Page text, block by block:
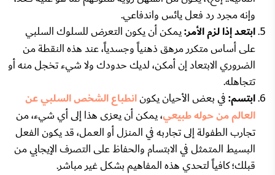
وإنه مجرد رد فعل يائس واندفاعي.
ابتعد إذا لزم الأمر:يمكن أن يكون التعرض للسلوك السلبي
على أساس متكرر مرهق ذهنياً وجسدياً، عند هذه النقطة من
الضروري الابتعاد إن أمكن، لديك حدودك ولا شيء تخجل منه أو
تتجاهله.
ابتسم:في بعض الأحيان يكونانطباع الشخص السلبي عن
العالم من حوله طبيعي، يمكن أن يعزى هذا إلى أي شيء، من
تجارب الطفولة إلى تجاربه في المنزل أو العمل، قد يكون الفعل
البسيط المتمثل في الابتسام والحفاظ على التصرف الإيجابي من
قبلك؛ كافياً لتحدي هذه المفاهيم بشكل غير مباشر.